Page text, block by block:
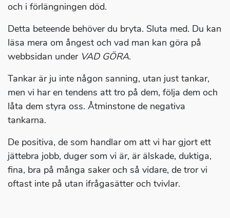
och i förlängningen död.
Detta beteende behöver du bryta. Sluta med. Du kan
läsa mera om ångest och vad man kan göra på
webbsidan under VAD GÖRA.
Tankar är ju inte någon sanning, utan just tankar,
men vi har en tendens att tro på dem, följa dem och
låta dem styra oss. Åtminstone de negativa
tankarna.
De positiva, de som handlar om att vi har gjort ett
jättebra jobb, duger som vi är, är älskade, duktiga,
fina, bra på många saker och så vidare, de tror vi
oftast inte på utan ifrågasätter och tvivlar.